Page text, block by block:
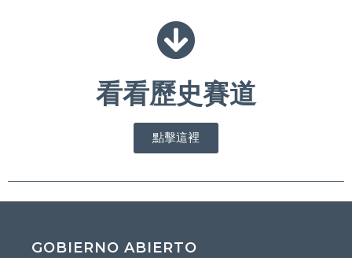
看看歷史賽道
點擊這裡
GOBIERNO ABIERTO